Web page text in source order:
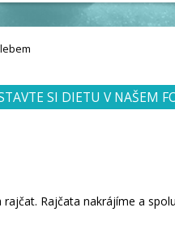
SI DIETU V NAŠEM
Rajčata nakrájíme a